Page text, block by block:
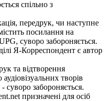
спільно з
передрук, чи наступне
посилання на
суворо забороняється.
Я-Корреспондент є автор
та відтворення
творів
суворо забороняється.
призначені для осіб